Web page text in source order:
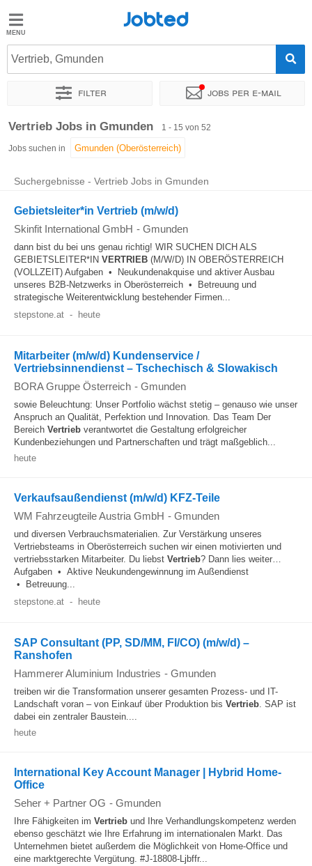
Jobted
Jobs
Jobted
Vertrieb, Gmunden
Filter Jobs per e-mail
Sortieren nach Genauer Standort Unternehmen
Vertrieb Jobs in Gmunden 1 - 15 von 52
Jobs suchen in
Suchergebnisse - Vertrieb Jobs in Gmunden
Gebietsleiter*in Vertrieb (m/w/d)
Skinfit International GmbH - Gmunden
dann bist du bei uns genau richtig! WIR SUCHEN DICH ALS
GEBIETSLEITER*IN VERTRIEB (M/W/D) IN OBERÖSTERREICH
(VOLLZEIT) Aufgaben • Neukundenakquise und aktiver Ausbau
unseres B2B-Netzwerks in Oberösterreich • Betreuung und
strategische Weiterentwicklung bestehender Firmen...
stepstone.at - heute
Mitarbeiter (m/w/d) Kundenservice /
Vertriebsinnendienst – Tschechisch & Slowakisch
BORA Gruppe Österreich - Gmunden
sowie Beleuchtung: Unser Portfolio wächst stetig – genauso wie unser
Anspruch an Qualität, Perfektion und Innovation. Das Team Der
Bereich Vertrieb verantwortet die Gestaltung erfolgreicher
Kundenbeziehungen und Partnerschaften und trägt maßgeblich...
heute
Verkaufsaußendienst (m/w/d) KFZ-Teile
WM Fahrzeugteile Austria GmbH - Gmunden
und diversen Verbrauchsmaterialien. Zur Verstärkung unseres
Vertriebsteams in Oberösterreich suchen wir einen motivierten und
vertriebsstarken Mitarbeiter. Du liebst Vertrieb? Dann lies weiter…
Aufgaben • Aktive Neukundengewinnung im Außendienst
• Betreuung...
stepstone.at - heute
SAP Consultant (PP, SD/MM, FI/CO) (m/w/d) –
Ranshofen
Hammerer Aluminium Industries - Gmunden
treiben wir die Transformation unserer gesamten Prozess- und IT-
Landschaft voran – von Einkauf über Produktion bis Vertrieb. SAP ist
dabei ein zentraler Baustein....
heute
International Key Account Manager | Hybrid Home-
Office
Seher + Partner OG - Gmunden
Ihre Fähigkeiten im Vertrieb und Ihre Verhandlungskompetenz werden
ebenso geschätzt wie Ihre Erfahrung im internationalen Markt. Das
Unternehmen bietet außerdem die Möglichkeit von Home-Office und
eine marktgerechte Vergütung. #J-18808-Ljbffr...